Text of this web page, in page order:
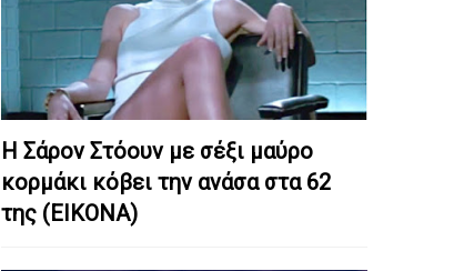
Η Σάρον Στόουν με σέξι μαύρο
κορμάκι κόβει την ανάσα στα 62
της (ΕΙΚΟΝΑ)